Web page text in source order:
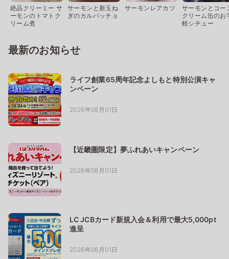
絶品クリーミー サ
ーモンのトマトク
リーム煮
サーモンと新玉ね
ぎのカルパッチョ
サーモンレアカツ
サーモンとコー
クリーム缶のお
軽シチュー
最新のお知らせ
ライフ創業65周年記念よしもと特別公演キャ
ンペーン
2026年08月01日
【近畿圏限定】夢ふれあいキャンペーン
2026年08月01日
LC JCBカード新規入会＆利用で最大5,000pt
進呈
2026年06月01日